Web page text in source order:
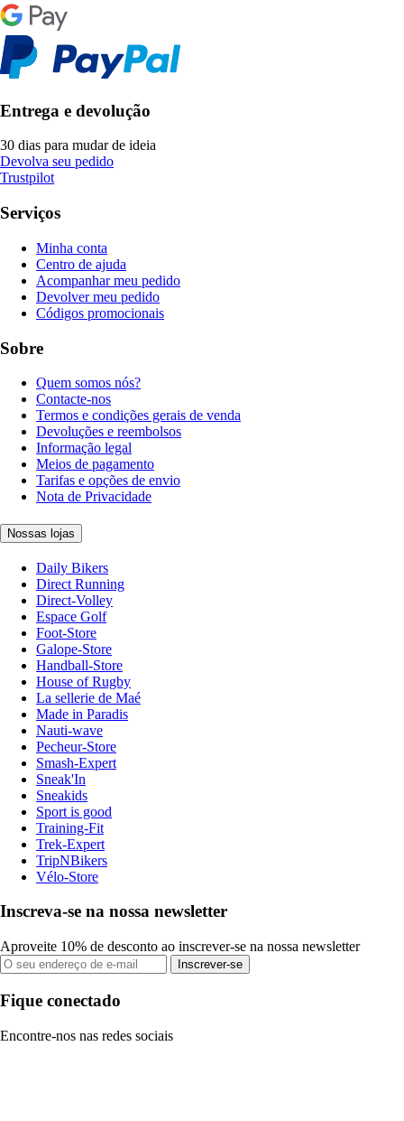
Entrega e devolução
30 dias para mudar de ideia
Devolva seu pedido
Trustpilot
Serviços
Minha conta
Centro de ajuda
Acompanhar meu pedido
Devolver meu pedido
Códigos promocionais
Sobre
Quem somos nós?
Contacte-nos
Termos e condições gerais de venda
Devoluções e reembolsos
Informação legal
Meios de pagamento
Tarifas e opções de envio
Nota de Privacidade
Nossas lojas
Daily Bikers
Direct Running
Direct-Volley
Espace Golf
Foot-Store
Galope-Store
Handball-Store
House of Rugby
La sellerie de Maé
Made in Paradis
Nauti-wave
Pecheur-Store
Smash-Expert
Sneak'In
Sneakids
Sport is good
Training-Fit
Trek-Expert
TripNBikers
Vélo-Store
Inscreva-se na nossa newsletter
Aproveite 10% de desconto ao inscrever-se na nossa newsletter
Inscrever-se
Fique conectado
Encontre-nos nas redes sociais